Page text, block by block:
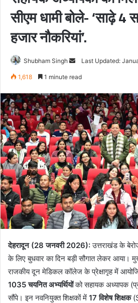
सीएम धामी बोले- ‘साढ़े 4
हजार नौकरियां’.
Shubham Singh
SendLast Updated:
1,618 1 minute read
देहरादून (28 जनवरी 2026):उत्तराखंड के
के लिए बुधवार का दिन बड़ी सौगात लेकर आया।
राजकीय दून मेडिकल कॉलेज के प्रेक्षागृह में
1035 चयनित अभ्यर्थियोंको सहायक अध्यापक
सौंपे। इन नवनियुक्त शिक्षकों में 17 विशेष शिक्षक